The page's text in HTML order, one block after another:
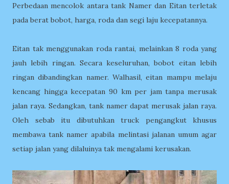
Perbedaan mencolok antara tank Namer dan Eitan terletak
pada berat bobot, harga, roda dan segi laju kecepatannya.
Eitan tak menggunakan roda rantai, melainkan 8 roda yang
jauh lebih ringan. Secara keseluruhan, bobot eitan lebih
ringan dibandingkan namer. Walhasil, eitan mampu melaju
kencang hingga kecepatan 90 km per jam tanpa merusak
jalan raya. Sedangkan, tank namer dapat merusak jalan raya.
Oleh sebab itu dibutuhkan truck pengangkut khusus
membawa tank namer apabila melintasi jalanan umum agar
setiap jalan yang dilaluinya tak mengalami kerusakan.